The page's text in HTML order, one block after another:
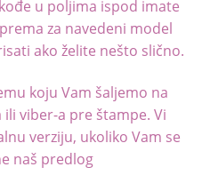
u poljima ispod imate
za navedeni model
ako želite nešto slično.
koju Vam šaljemo na
viber-a pre štampe. Vi
verziju, ukoliko Vam se
naš predlog